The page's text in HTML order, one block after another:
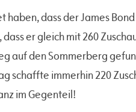
haben, dass der James
er gleich mit 260
auf den Sommerberg
schaffte immerhin 220
im Gegenteil!